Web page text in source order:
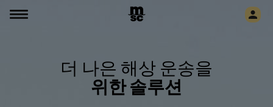
더 나은 해상 운송을
위한 솔루션